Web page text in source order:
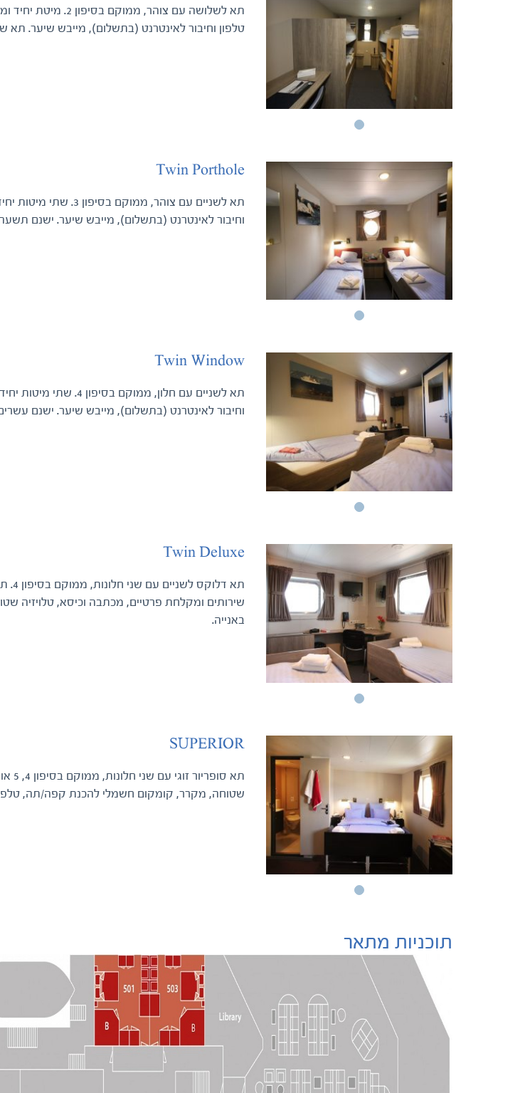
תא לשלושה עם
טלפון וחיבור לאינטרנט (בתשלום), מייבש שיער.
Twin Porthole
תא לשניים עם צוהר,
וחיבור לאינטרנט (בתשלום), מייבש שיער. ישנם
Twin Window
תא לשניים עם חלון,
וחיבור לאינטרנט (בתשלום), מייבש שיער. ישנם
Twin Deluxe
תא
שירותים ומקלחת פרטיים, מכתבה וכיסא, טלויזיה
באנייה.
SUPERIOR
שטוחה, מקרר, קומקום חשמלי להכנת קפה/תה,
תוכניות מתאר